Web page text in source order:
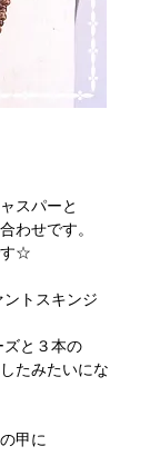
スパーと
わせです。
す☆
トスキンジ
と３本の
たみたいにな
甲に